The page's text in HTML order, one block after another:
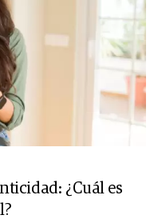
¿Cuál es